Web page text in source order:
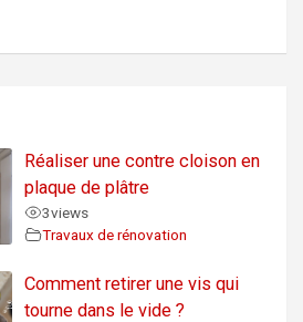
Réaliser une contre cloison en
plaque de plâtre
3views
Travaux de rénovation
Comment retirer une vis qui
tourne dans le vide ?